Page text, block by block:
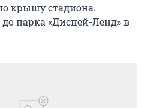
крышу стадиона.
парка «Дисней-Ленд» в